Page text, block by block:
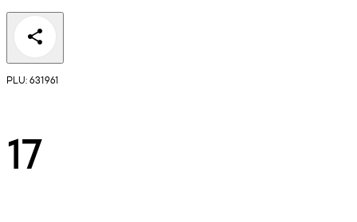
PLU: 631961
17